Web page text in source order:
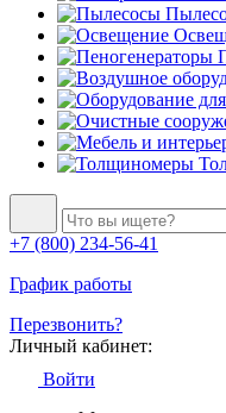
+7 (800) 234-56-41
График работы
Перезвонить?
Личный кабинет:
Войти